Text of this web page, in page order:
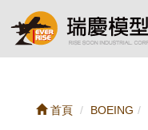
首頁 BOEING